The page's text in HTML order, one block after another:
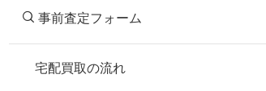
事前査定フォーム
宅配買取の流れ